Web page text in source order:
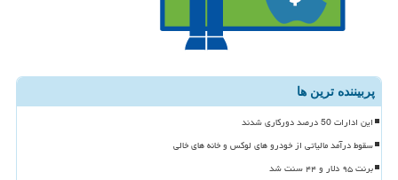
پربیننده ترین ها
این ادارات 50 درصد دورکاری شدند
سقوط درآمد مالیاتی از خودرو های لوکس و خانه های خالی
برنت ۹۵ دلار و ۴۴ سنت شد